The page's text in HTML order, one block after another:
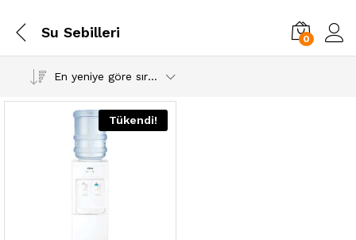
Su Sebilleri 0
En yeniye göre sırala
Tükendi!